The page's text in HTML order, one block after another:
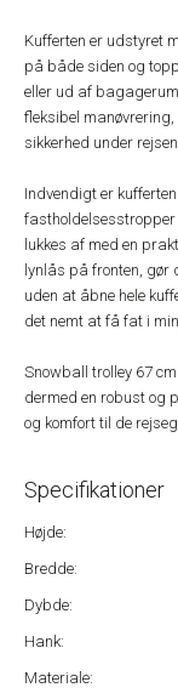
Kufferten er udstyret
på både siden og
eller ud af
fleksibel
sikkerhed under
Indvendigt er
fastholdelsesstropper
lukkes af med en
lynlås på fronten,
uden at åbne hele
det nemt at få fat i
Snowball trolley 67
dermed en robust og
og komfort til de
Specifikationer
Højde:
Bredde:
Dybde:
Hank:
Materiale: